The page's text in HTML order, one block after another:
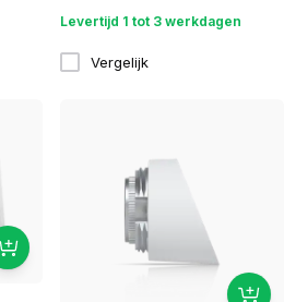
Levertijd 1 tot 3 werkdagen
Vergelijk